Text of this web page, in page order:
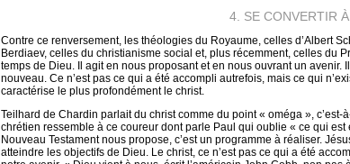
4. SE CONVERTIR
Contre ce renversement, les théologies du Royaume, celles d’Albert
Berdiaev, celles du christianisme social et, plus récemment, celles du
temps de Dieu. Il agit en nous proposant et en nous ouvrant un
nouveau. Ce n’est pas ce qui a été accompli autrefois, mais ce qui
caractérise le plus profondément le christ.
Teilhard de Chardin parlait du christ comme du point « oméga »,
chrétien ressemble à ce coureur dont parle Paul qui oublie « ce qui
Nouveau Testament nous propose, c’est un programme à réaliser.
atteindre les objectifs de Dieu. Le christ, ce n’est pas ce qui a été